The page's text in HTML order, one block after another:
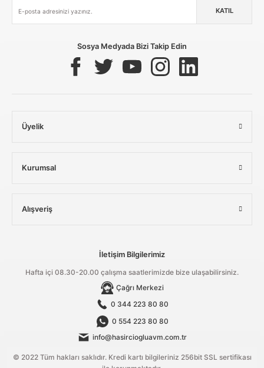
Güvenli Paketleme Taksit / Havale İle Alışveriş Kolay İade & Değişim
KATIL
Sosya Medyada Bizi Takip Edin
Üyelik
Kurumsal
Alışveriş
İletişim Bilgilerimiz
Hafta içi 08.30-20.00 çalışma saatlerimizde bize ulaşabilirsiniz.
Çağrı Merkezi
0 344 223 80 80
0 554 223 80 80
info@hasirciogluavm.com.tr
© 2022 Tüm hakları saklıdır. Kredi kartı bilgileriniz 256bit SSL sertifikası